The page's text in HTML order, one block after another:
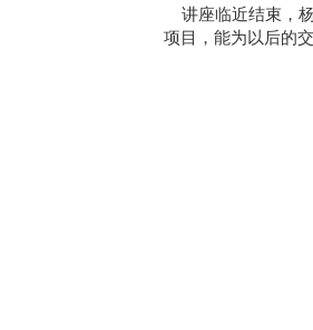
讲座临近结束，杨
项目，能为以后的